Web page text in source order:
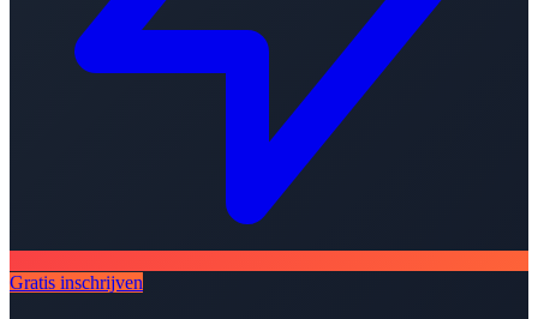
Gratis inschrijven